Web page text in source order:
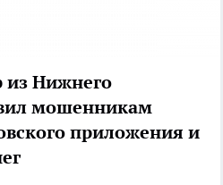
из Нижнего
мошенникам
приложения и